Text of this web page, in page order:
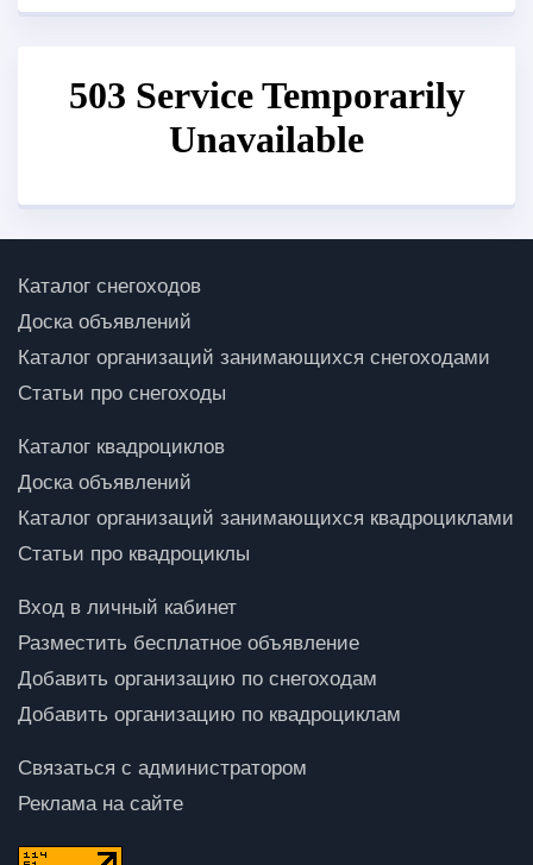
Каталог снегоходов
Доска объявлений
Каталог организаций занимающихся снегоходами
Статьи про снегоходы
Каталог квадроциклов
Доска объявлений
Каталог организаций занимающихся квадроциклами
Статьи про квадроциклы
Вход в личный кабинет
Разместить бесплатное объявление
Добавить организацию по снегоходам
Добавить организацию по квадроциклам
Связаться с администратором
Реклама на сайте